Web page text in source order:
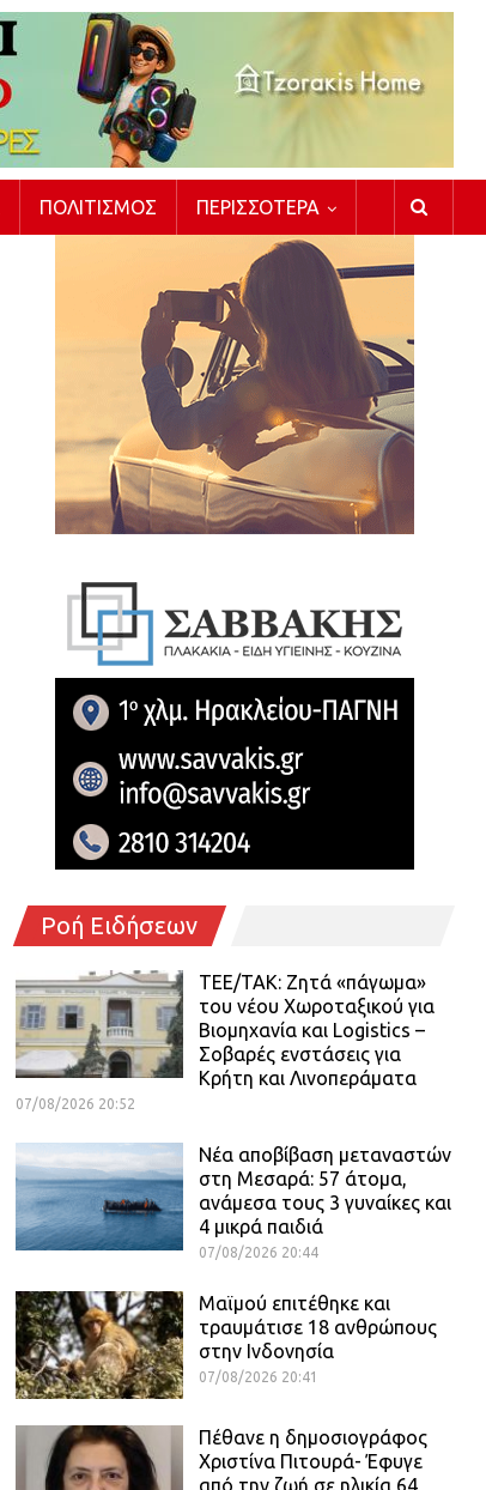
ΠΟΛΙΤΙΣΜΌΣ ΠΕΡΙΣΣΌΤΕΡΑ
Ροή Ειδήσεων
ΤΕΕ/ΤΑΚ: Ζητά «πάγωμα»
του νέου Χωροταξικού για
Βιομηχανία και Logistics –
Σοβαρές ενστάσεις για
Κρήτη και Λινοπεράματα
07/08/2026 20:52
Νέα αποβίβαση μεταναστών
στη Μεσαρά: 57 άτομα,
ανάμεσα τους 3 γυναίκες και
4 μικρά παιδιά
07/08/2026 20:44
Μαϊμού επιτέθηκε και
τραυμάτισε 18 ανθρώπους
στην Ινδονησία
07/08/2026 20:41
Πέθανε η δημοσιογράφος
Χριστίνα Πιτουρά- Έφυγε
από την ζωή σε ηλικία 64